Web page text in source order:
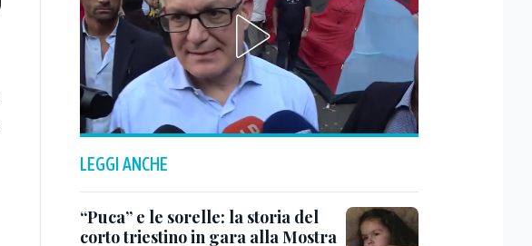
LEGGI ANCHE
“Puca” e le sorelle: la storia del
corto triestino in gara alla Mostra